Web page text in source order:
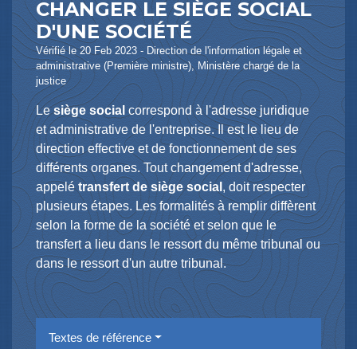
CHANGER LE SIÈGE SOCIAL
D'UNE SOCIÉTÉ
Vérifié le 20 Feb 2023 - Direction de l'information légale et
administrative (Première ministre), Ministère chargé de la
justice
Lesiège social correspond à l'adresse juridique
et administrative de l'entreprise. Il est le lieu de
direction effective et de fonctionnement de ses
différents organes. Tout changement d'adresse,
appelétransfert de siège social , doit respecter
plusieurs étapes. Les formalités à remplir diffèrent
selon la forme de la société et selon que le
transfert a lieu dans le ressort du même tribunal ou
dans le ressort d'un autre tribunal.
Textes de référence